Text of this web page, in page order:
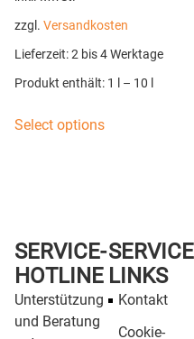
zzgl. Versandkosten
Lieferzeit:2 bis 4 Werktage
Produkt enthält: 1 l – 10 l
Select options
SERVICE-
HOTLINE
Unterstützung
und Beratung
LINKS
Kontakt
Cookie-